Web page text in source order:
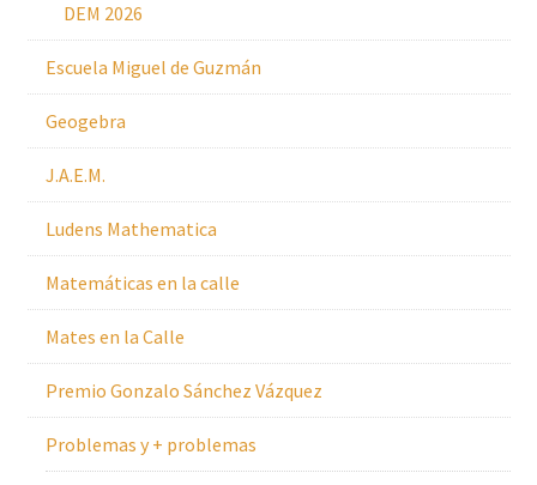
DEM 2026
Escuela Miguel de Guzmán
Geogebra
J.A.E.M.
Ludens Mathematica
Matemáticas en la calle
Mates en la Calle
Premio Gonzalo Sánchez Vázquez
Problemas y + problemas